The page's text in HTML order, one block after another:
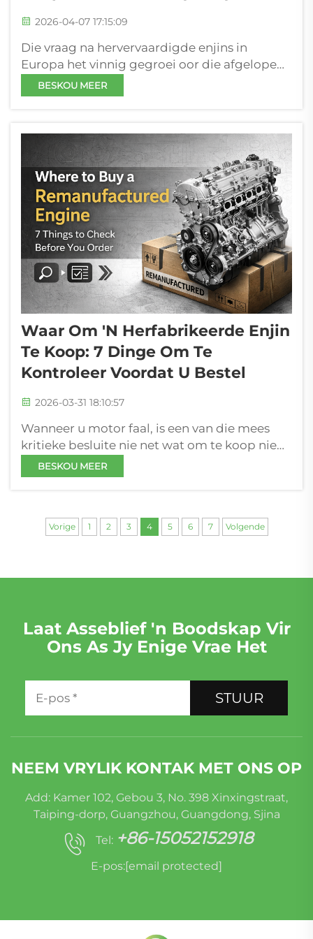
2026-04-07 17:15:09
Die vraag na hervervaardigde enjins in
Europa het vinnig gegroei oor die afgelope
dekade. Aangedryf deur omgewingsreëls,
hoë arbeidskoste en die behoefte om
hervervaardigde enjins 'n praktiese en
wydverspreide aanvaarding geword...
BESKOU MEER
Waar Om 'n Herfabrikeerde Enjin
Te Koop: 7 Dinge Om Te
Kontroleer Voordat U Bestel
2026-03-31 18:10:57
Wanneer u motor faal, is een van die mees
kritieke besluite nie net wat om te koop nie—
maar waar om ’n hervervaardigde motor te
koop. Om die verkeerde verskaffer te kies kan
betroubare...
BESKOU MEER
Vorige 1 2 3 4 5 6 7 Volgende
Laat Asseblief 'n Boodskap Vir
Ons As Jy Enige Vrae Het
STUUR
NEEM VRYLIK KONTAK MET ONS OP
Add: Kamer 102, Gebou 3, No. 398 Xinxingstraat,
Taiping-dorp, Guangzhou, Guangdong, Sjina
Tel: +86-15052152918
E-pos:[email protected]